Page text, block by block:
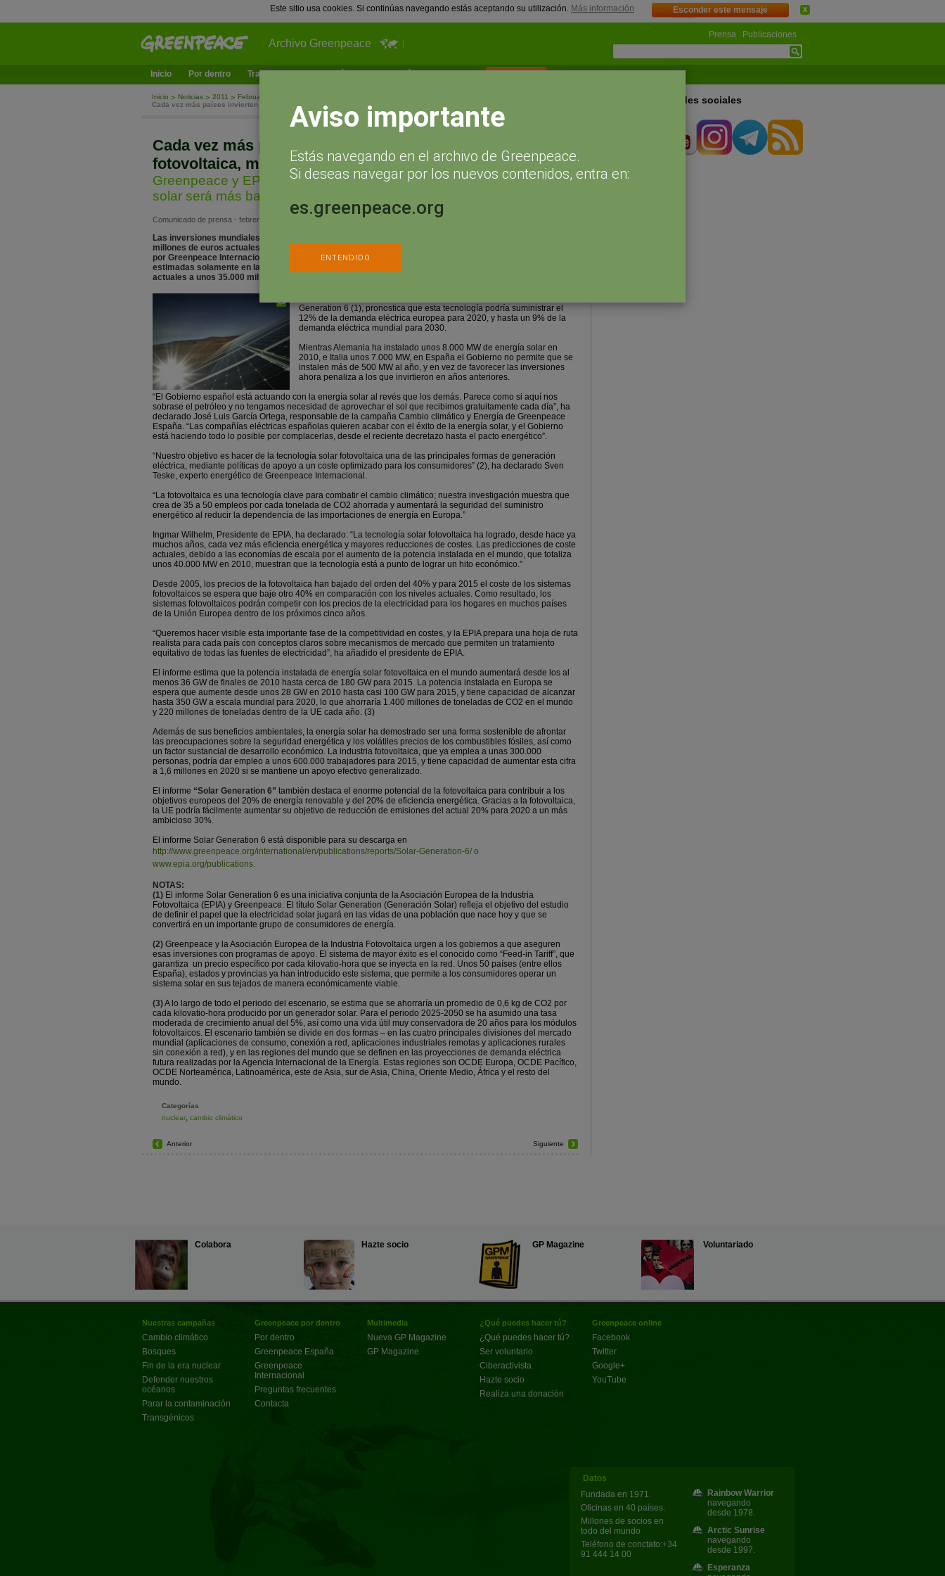
Este sitio usa cookies. Si continúas navegando estás aceptando su utilización. Más información Esconder este mensaje
Archivo Greenpeace
Prensa Publicaciones
Inicio Por dentro Trabajamos en ¿Qué puedes hacer tú? Actualidad Hazte socio
Inicio Noticias 2011
February
Cada vez más países invierten en energía solar fotovoltaica, mientras España la abandona
Cada vez más países invierten en energía solar
fotovoltaica, mientras España la abandona
Greenpeace y EPIA muestran cómo en cinco años la electricidad
solar será más barata que la que los hogares compran de la red
Comunicado de prensa - febrero 2, 2011
Las inversiones mundiales en tecnología solar fotovoltaica podrían duplicarse desde los 35-40.000
millones de euros actuales hasta unos 70.000 millones de euros en 2015, según un estudio publicado hoy
por Greenpeace Internacional y la Asociación Europea de la Industria Fotovoltaica (EPIA). Las inversiones
estimadas solamente en la Unión Europea podrían elevarse desde los 25-30.000 millones de euros
actuales a unos 35.000 millones de euros en 2015.
Generation 6 (1), pronostica que esta tecnología podría suministrar el
12% de la demanda eléctrica europea para 2020, y hasta un 9% de la
demanda eléctrica mundial para 2030.
Mientras Alemania ha instalado unos 8.000 MW de energía solar en
2010, e Italia unos 7.000 MW, en España el Gobierno no permite que se
instalen más de 500 MW al año, y en vez de favorecer las inversiones
ahora penaliza a los que invirtieron en años anteriores.
“El Gobierno español está actuando con la energía solar al revés que los demás. Parece como si aquí nos
sobrase el petróleo y no tengamos necesidad de aprovechar el sol que recibimos gratuitamente cada día”, ha
declarado José Luis García Ortega, responsable de la campaña Cambio climático y Energía de Greenpeace
España. “Las compañías eléctricas españolas quieren acabar con el éxito de la energía solar, y el Gobierno
está haciendo todo lo posible por complacerlas, desde el reciente decretazo hasta el pacto energético”.
“Nuestro objetivo es hacer de la tecnología solar fotovoltaica una de las principales formas de generación
eléctrica, mediante políticas de apoyo a un coste optimizado para los consumidores” (2), ha declarado Sven
Teske, experto energético de Greenpeace Internacional.
“La fotovoltaica es una tecnología clave para combatir el cambio climático; nuestra investigación muestra que
crea de 35 a 50 empleos por cada tonelada de CO2 ahorrada y aumentará la seguridad del suministro
energético al reducir la dependencia de las importaciones de energía en Europa.”
Ingmar Wilhelm, Presidente de EPIA, ha declarado: “La tecnología solar fotovoltaica ha logrado, desde hace ya
muchos años, cada vez más eficiencia energética y mayores reducciones de costes. Las predicciones de coste
actuales, debido a las economías de escala por el aumento de la potencia instalada en el mundo, que totaliza
unos 40.000 MW en 2010, muestran que la tecnología está a punto de lograr un hito económico.”
Desde 2005, los precios de la fotovoltaica han bajado del orden del 40% y para 2015 el coste de los sistemas
fotovoltaicos se espera que baje otro 40% en comparación con los niveles actuales. Como resultado, los
sistemas fotovoltaicos podrán competir con los precios de la electricidad para los hogares en muchos países
de la Unión Europea dentro de los próximos cinco años.
“Queremos hacer visible esta importante fase de la competitividad en costes, y la EPIA prepara una hoja de ruta
realista para cada país con conceptos claros sobre mecanismos de mercado que permiten un tratamiento
equitativo de todas las fuentes de electricidad”, ha añadido el presidente de EPIA.
El informe estima que la potencia instalada de energía solar fotovoltaica en el mundo aumentará desde los al
menos 36 GW de finales de 2010 hasta cerca de 180 GW para 2015. La potencia instalada en Europa se
espera que aumente desde unos 28 GW en 2010 hasta casi 100 GW para 2015, y tiene capacidad de alcanzar
hasta 350 GW a escala mundial para 2020, lo que ahorraría 1.400 millones de toneladas de CO2 en el mundo
y 220 millones de toneladas dentro de la UE cada año. (3)
Además de sus beneficios ambientales, la energía solar ha demostrado ser una forma sostenible de afrontar
las preocupaciones sobre la seguridad energética y los volátiles precios de los combustibles fósiles, así como
un factor sustancial de desarrollo económico. La industria fotovoltaica, que ya emplea a unas 300.000
personas, podría dar empleo a unos 600.000 trabajadores para 2015, y tiene capacidad de aumentar esta cifra
a 1,6 millones en 2020 si se mantiene un apoyo efectivo generalizado.
El informe “Solar Generation 6” también destaca el enorme potencial de la fotovoltaica para contribuir a los
objetivos europeos del 20% de energía renovable y del 20% de eficiencia energética. Gracias a la fotovoltaica,
la UE podría fácilmente aumentar su objetivo de reducción de emisiones del actual 20% para 2020 a un más
ambicioso 30%.
El informe Solar Generation 6 está disponible para su descarga en
http://www.greenpeace.org/international/en/publications/reports/Solar-Generation-6/ o
www.epia.org/publications.
NOTAS:
(1) El informe Solar Generation 6 es una iniciativa conjunta de la Asociación Europea de la Industria
Fotovoltaica (EPIA) y Greenpeace. El título Solar Generation (Generación Solar) refleja el objetivo del estudio
de definir el papel que la electricidad solar jugará en las vidas de una población que nace hoy y que se
convertirá en un importante grupo de consumidores de energía.
(2) Greenpeace y la Asociación Europea de la Industria Fotovoltaica urgen a los gobiernos a que aseguren
esas inversiones con programas de apoyo. El sistema de mayor éxito es el conocido como “Feed-in Tariff”, que
garantiza un precio específico por cada kilovatio-hora que se inyecta en la red. Unos 50 países (entre ellos
España), estados y provincias ya han introducido este sistema, que permite a los consumidores operar un
sistema solar en sus tejados de manera económicamente viable.
(3)A lo largo de todo el periodo del escenario, se estima que se ahorraría un promedio de 0,6 kg de CO2 por
cada kilovatio-hora producido por un generador solar. Para el periodo 2025-2050 se ha asumido una tasa
moderada de crecimiento anual del 5%, así como una vida útil muy conservadora de 20 años para los módulos
fotovoltaicos. El escenario también se divide en dos formas – en las cuatro principales divisiones del mercado
mundial (aplicaciones de consumo, conexión a red, aplicaciones industriales remotas y aplicaciones rurales
sin conexión a red), y en las regiones del mundo que se definen en las proyecciones de demanda eléctrica
futura realizadas por la Agencia Internacional de la Energía. Estas regiones son OCDE Europa, OCDE Pacífico,
OCDE Norteamérica, Latinoamérica, este de Asia, sur de Asia, China, Oriente Medio, África y el resto del
mundo.
Categorías
nuclear, cambio climático
Siguiente
Anterior
Síguenos en las redes sociales
Colabora Hazte socio GP Magazine Voluntariado
Nuestras campañas
Cambio climático
Bosques
Fin de la era nuclear
Defender nuestros
océanos
Parar la contaminación
Transgénicos
Greenpeace por dentro
Por dentro
Greenpeace España
Greenpeace
Internacional
Preguntas frecuentes
Contacta
Multimedia
Nueva GP Magazine
GP Magazine
¿Qué puedes hacer tú?
¿Qué puedes hacer tú?
Ser voluntario
Ciberactivista
Hazte socio
Realiza una donación
Greenpeace online
Facebook
Twitter
Google+
YouTube
Datos
Fundada en 1971.
Oficinas en 40 países.
Millones de socios en
todo del mundo
Teléfono de conctato:+34
91 444 14 00
Rainbow Warrior
navegando
desde 1978.
Arctic Sunrise
navegando
desde 1997.
Esperanza
Aviso importante
Estás navegando en el archivo de Greenpeace.
Si deseas navegar por los nuevos contenidos, entra en:
es.greenpeace.org
ENTENDIDO